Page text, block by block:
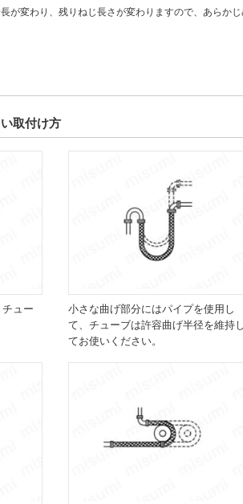
が変わり、残りねじ長さが変わりますので、あらか
取付け方
ュー
小さな曲げ部分にはパイプを使用し
て、チューブは許容曲げ半径を維持し
てお使いください。